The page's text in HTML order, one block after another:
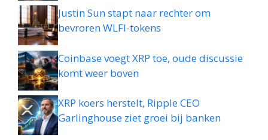
Justin Sun stapt naar rechter om
bevroren WLFI-tokens
Coinbase voegt XRP toe, oude discussie
komt weer boven
XRP koers herstelt, Ripple CEO
Garlinghouse ziet groei bij banken